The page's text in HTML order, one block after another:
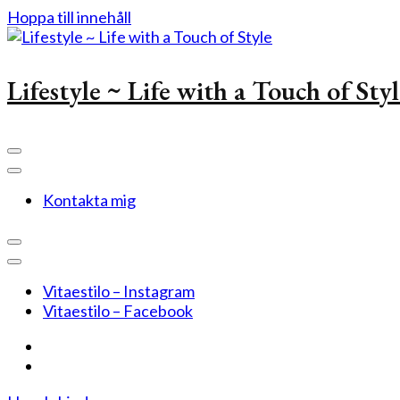
Hoppa till innehåll
Lifestyle ~ Life with a Touch of
Kontakta mig
Vitaestilo – Instagram
Vitaestilo – Facebook